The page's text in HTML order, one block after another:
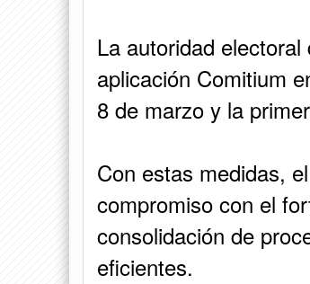
La autoridad
aplicación Comitium
8 de marzo y la
Con estas medidas,
compromiso con el
consolidación de
eficientes.